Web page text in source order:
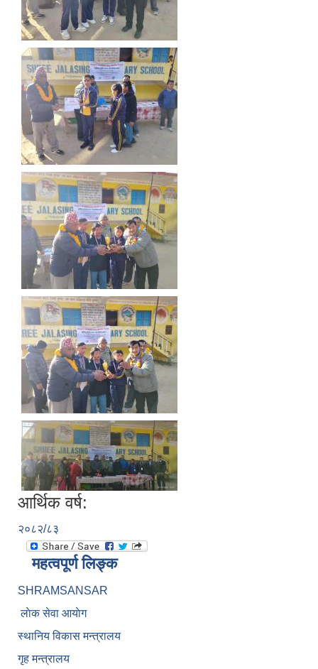
आर्थिक वर्ष:
२०८२/८३
महत्वपूर्ण लिङ्क
SHRAMSANSAR
लाेक सेवा आयाेग
स्थानिय विकास मन्त्रालय
गृह मन्त्रालय